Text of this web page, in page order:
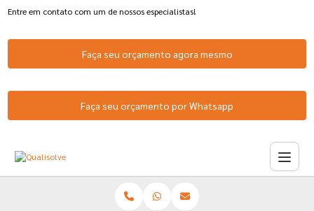
Entre em contato com um de nossos especialistas!
Faça seu orçamento agora mesmo
Faça seu orçamento por Whatsapp